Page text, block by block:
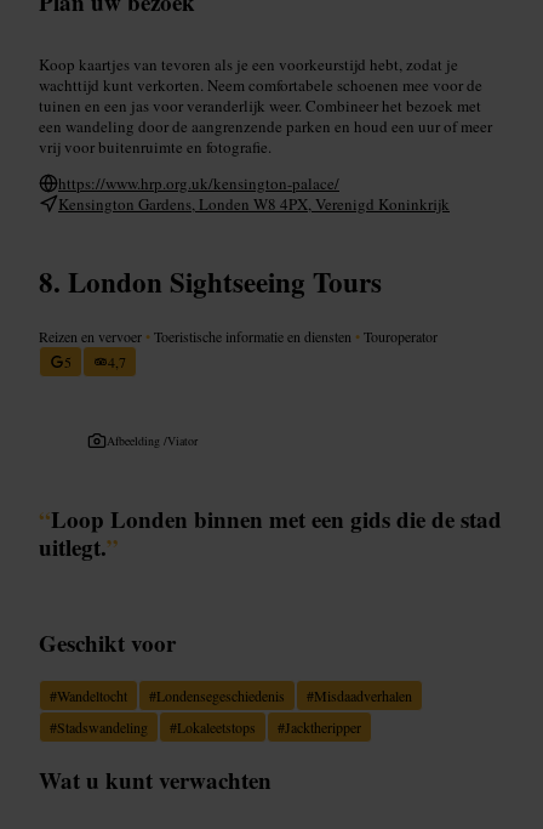
Koop kaartjes van tevoren als je een voorkeurstijd hebt, zodat je
wachttijd kunt verkorten. Neem comfortabele schoenen mee voor de
tuinen en een jas voor veranderlijk weer. Combineer het bezoek met
een wandeling door de aangrenzende parken en houd een uur of meer
vrij voor buitenruimte en fotografie.
https://www.hrp.org.uk/kensington-palace/
Kensington Gardens, Londen W8 4PX, Verenigd Koninkrijk
London Sightseeing Tours
Reizen en vervoer •Toeristische informatie en diensten •Touroperator
5
4,7
Afbeelding /Viator
“Loop Londen binnen met een gids die de stad
uitlegt.”
Geschikt voor
#Wandeltocht #Londensegeschiedenis #Misdaadverhalen
#Stadswandeling #Lokaleetstops #Jacktheripper
Wat u kunt verwachten